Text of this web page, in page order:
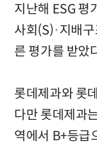
지난해 ESG 평
사회(S)·지배
른 평가를 받았
롯데제과와 롯
다만 롯데제과
역에서 B+등급